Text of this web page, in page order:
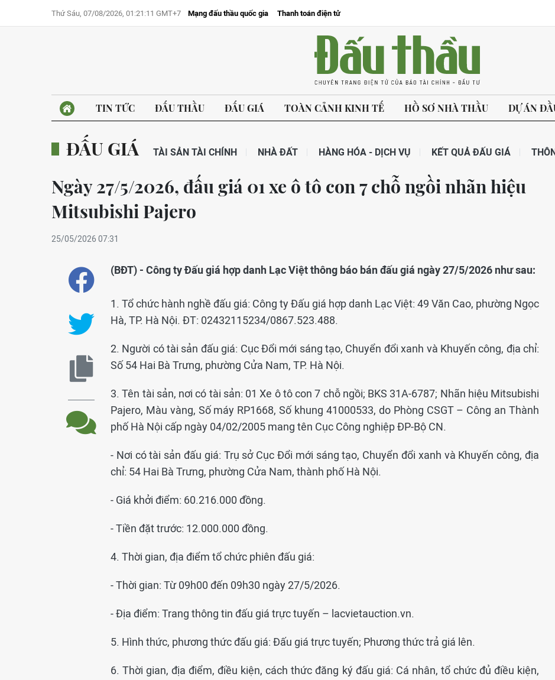
Thứ Sáu, 07/08/2026, 01:21:11 GMT+7 Mạng đấu thầu quốc gia Thanh toán điện tử
TIN TỨC ĐẤU THẦU ĐẤU GIÁ TOÀN CẢNH KINH TẾ HỒ SƠ NHÀ THẦU DỰ ÁN
ĐẤU GIÁ TÀI SẢN TÀI CHÍNH NHÀ ĐẤT HÀNG HÓA - DỊCH VỤ KẾT QUẢ ĐẤU GIÁ
Ngày 27/5/2026, đấu giá 01 xe ô tô con 7 chỗ ngồi nhãn hiệu
Mitsubishi Pajero
25/05/2026 07:31
(BĐT) - Công ty Đấu giá hợp danh Lạc Việt thông báo bán đấu giá ngày 27/5/2026 như sau:
1. Tổ chức hành nghề đấu giá: Công ty Đấu giá hợp danh Lạc Việt: 49 Văn Cao, phường Ngọc
Hà, TP. Hà Nội. ĐT: 02432115234/0867.523.488.
2. Người có tài sản đấu giá: Cục Đổi mới sáng tạo, Chuyển đổi xanh và Khuyến công, địa chỉ:
Số 54 Hai Bà Trưng, phường Cửa Nam, TP. Hà Nội.
3. Tên tài sản, nơi có tài sản: 01 Xe ô tô con 7 chỗ ngồi; BKS 31A-6787; Nhãn hiệu Mitsubishi
Pajero, Màu vàng, Số máy RP1668, Số khung 41000533, do Phòng CSGT – Công an Thành
phố Hà Nội cấp ngày 04/02/2005 mang tên Cục Công nghiệp ĐP-Bộ CN.
- Nơi có tài sản đấu giá: Trụ sở Cục Đổi mới sáng tạo, Chuyển đổi xanh và Khuyến công, địa
chỉ: 54 Hai Bà Trưng, phường Cửa Nam, thành phố Hà Nội.
- Giá khởi điểm: 60.216.000 đồng.
- Tiền đặt trước: 12.000.000 đồng.
4. Thời gian, địa điểm tổ chức phiên đấu giá:
- Thời gian: Từ 09h00 đến 09h30 ngày 27/5/2026.
- Địa điểm: Trang thông tin đấu giá trực tuyến – lacvietauction.vn.
5. Hình thức, phương thức đấu giá: Đấu giá trực tuyến; Phương thức trả giá lên.
6. Thời gian, địa điểm, điều kiện, cách thức đăng ký đấu giá: Cá nhân, tổ chức đủ điều kiện,